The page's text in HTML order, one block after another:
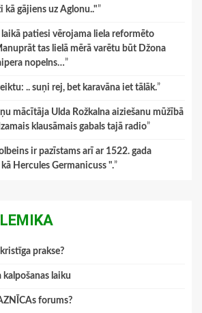
kā gājiens uz Aglonu.."”
laikā patiesi vērojama liela reformēto
tas lielā mērā varētu būt Džona
nopelns…”
.. suņi rej, bet karavāna iet tālāk.”
mācītāja Ulda Rožkalna aiziešanu mūžībā
klausāmais gabals tajā radio”
ir pazīstams arī ar 1522. gada
Hercules Germanicuss ".”
prakse?
kalpošanas laiku
forums?